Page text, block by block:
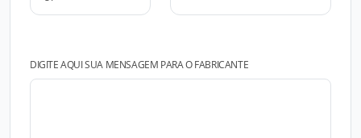
DIGITE AQUI SUA MENSAGEM PARA O FABRICANTE